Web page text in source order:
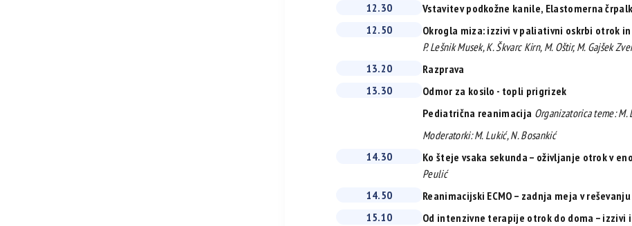
12.30
Vstavitev podkožne kanile, Elastomerna
12.50
Okrogla miza: izzivi v paliativni oskrbi otrok
P. Lešnik Musek, K. Škvarc Kirn, M. Oštir, M. Gajšek
13.20
Razprava
13.30
Odmor za kosilo - topli prigrizek
Pediatrična reanimacija Organizatorica teme: M.
Moderatorki: M. Lukić, N. Bosankić
14.30
Ko šteje vsaka sekunda – oživljanje otrok v
Peulić
14.50
Reanimacijski ECMO – zadnja meja v
15.10
Od intenzivne terapije otrok do doma – izzivi